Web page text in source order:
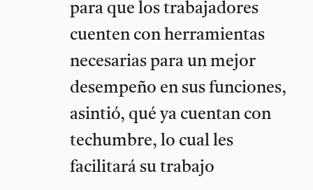
para que los trabajadores
cuenten con herramientas
necesarias para un mejor
desempeño en sus funciones,
asintió, qué ya cuentan con
techumbre, lo cual les
facilitará su trabajo